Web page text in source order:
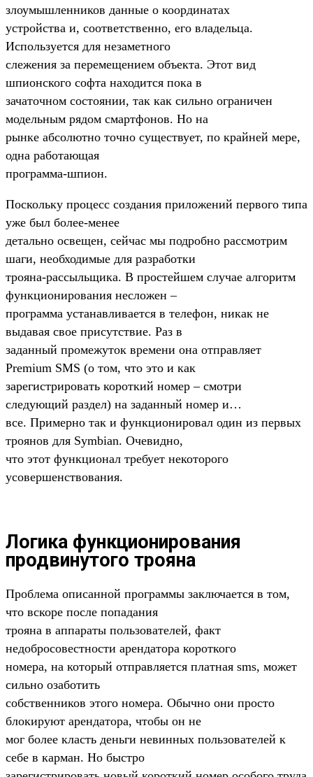
злоумышленников данные о координатах
устройства и, соответственно, его владельца.
Используется для незаметного
слежения за перемещением объекта. Этот вид
шпионского софта находится пока в
зачаточном состоянии, так как сильно ограничен
модельным рядом смартфонов. Но на
рынке абсолютно точно существует, по крайней мере,
одна работающая
программа-шпион.
Поскольку процесс создания приложений первого типа
уже был более-менее
детально освещен, сейчас мы подробно рассмотрим
шаги, необходимые для разработки
трояна-рассыльщика. В простейшем случае алгоритм
функционирования несложен –
программа устанавливается в телефон, никак не
выдавая свое присутствие. Раз в
заданный промежуток времени она отправляет
Premium SMS (о том, что это и как
зарегистрировать короткий номер – смотри
следующий раздел) на заданный номер и…
все. Примерно так и функционировал один из первых
троянов для Symbian. Очевидно,
что этот функционал требует некоторого
усовершенствования.
Логика функционирования
продвинутого трояна
Проблема описанной программы заключается в том,
что вскоре после попадания
трояна в аппараты пользователей, факт
недобросовестности арендатора короткого
номера, на который отправляется платная sms, может
сильно озаботить
собственников этого номера. Обычно они просто
блокируют арендатора, чтобы он не
мог более класть деньги невинных пользователей к
себе в карман. Но быстро